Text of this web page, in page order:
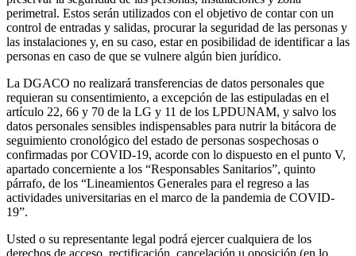
perimetral. Estos serán utilizados con el objetivo de contar con un
control de entradas y salidas, procurar la seguridad de las personas y
las instalaciones y, en su caso, estar en posibilidad de identificar a las
personas en caso de que se vulnere algún bien jurídico.
La DGACO no realizará transferencias de datos personales que
requieran su consentimiento, a excepción de las estipuladas en el
artículo 22, 66 y 70 de la LG y 11 de los LPDUNAM, y salvo los
datos personales sensibles indispensables para nutrir la bitácora de
seguimiento cronológico del estado de personas sospechosas o
confirmadas por COVID-19, acorde con lo dispuesto en el punto V,
apartado concerniente a los “Responsables Sanitarios”, quinto
párrafo, de los “Lineamientos Generales para el regreso a las
actividades universitarias en el marco de la pandemia de COVID-
19”.
Usted o su representante legal podrá ejercer cualquiera de los